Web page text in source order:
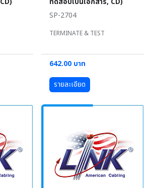
SP-2704
TERMINATE & TEST
642.00 บาท
รายละเอียด